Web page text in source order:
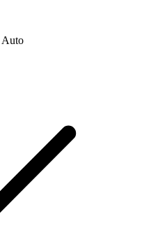
Auto